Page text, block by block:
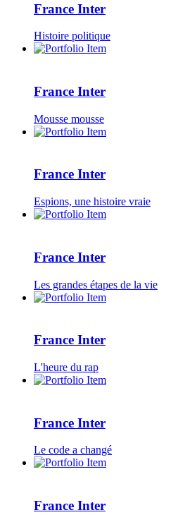
France Inter
Histoire politique
France Inter
Mousse mousse
France Inter
Espions, une histoire vraie
France Inter
Les grandes étapes de la vie
France Inter
L'heure du rap
France Inter
Le code a changé
France Inter